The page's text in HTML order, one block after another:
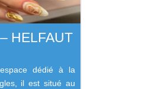
HELFAUT
dédié à la
il est situé au